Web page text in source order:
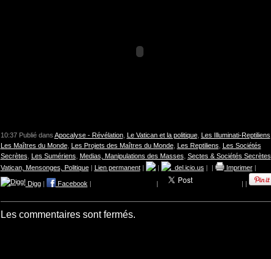
10:37 Publié dans Apocalyse - Révélation, Le Vatican et la politique, Les Illuminati-Reptiliens
Les Maîtres du Monde, Les Projets des Maîtres du Monde, Les Reptiliens Les Sociétés
Secrètes Les Sumériens Medias, Manipulations des Masses Sectes & Sociétés Secrètes
Vatican, Mensonges, Politique| Lien permanent| | del.icio.us | | Imprimer|
Digg| Facebook | | | |
Les commentaires sont fermés.